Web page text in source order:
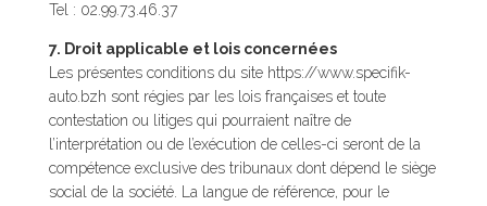
Tel : 02.99.73.46.37
7. Droit applicable et lois concernées
Les présentes conditions du site https://www.specifik-
auto.bzh sont régies par les lois françaises et toute
contestation ou litiges qui pourraient naître de
l’interprétation ou de l’exécution de celles-ci seront de la
compétence exclusive des tribunaux dont dépend le siège
social de la société. La langue de référence, pour le